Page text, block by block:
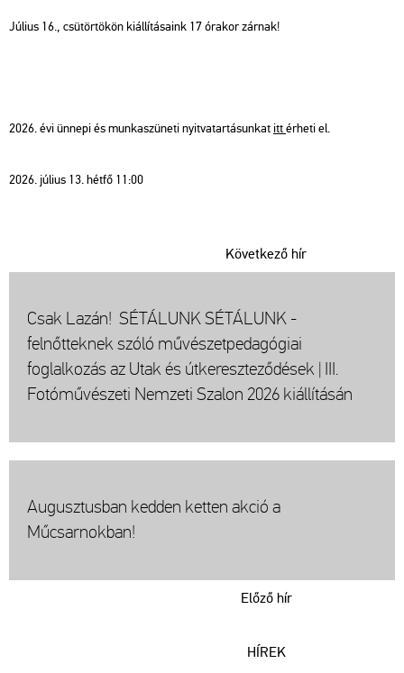
Július 16., csütörtökön kiállításaink 17 órakor zárnak!
2026. évi ünnepi és munkaszüneti nyitvatartásunkat ittérheti el.
2026. július 13. hétfő 11:00
Következő hír
Csak Lazán! SÉTÁLUNK SÉTÁLUNK -
felnőtteknek szóló művészetpedagógiai
foglalkozás az Utak és útkereszteződések | III.
Fotóművészeti Nemzeti Szalon 2026 kiállításán
Augusztusban kedden ketten akció a
Műcsarnokban!
Előző hír
HÍREK